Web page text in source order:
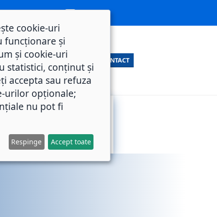
CONTACT
cookie-uri
funcționare și
și cookie-uri
statistici, conținut și
accepta sau refuza
urilor opționale;
nu pot fi
Respinge Accept toate